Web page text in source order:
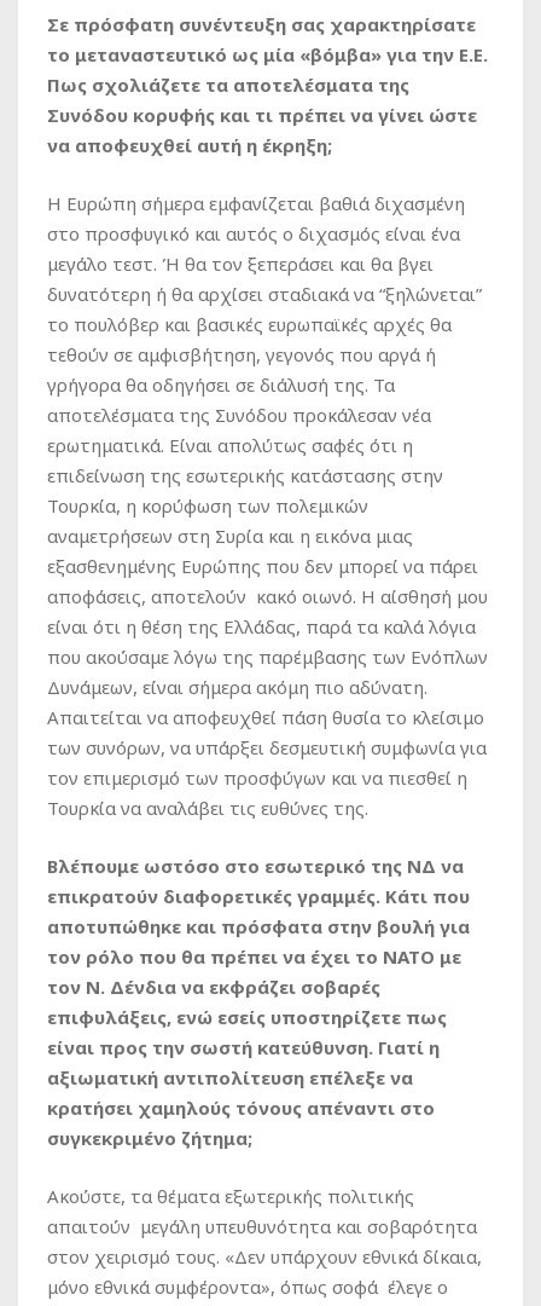
Σε πρόσφατη συνέντευξη σας χαρακτηρίσατε
το μεταναστευτικό ως μία «βόμβα» για την Ε.Ε.
Πως σχολιάζετε τα αποτελέσματα της
Συνόδου κορυφής και τι πρέπει να γίνει ώστε
να αποφευχθεί αυτή η έκρηξη;
Η Ευρώπη σήμερα εμφανίζεται βαθιά διχασμένη
στο προσφυγικό και αυτός ο διχασμός είναι ένα
μεγάλο τεστ. Ή θα τον ξεπεράσει και θα βγει
δυνατότερη ή θα αρχίσει σταδιακά να “ξηλώνεται”
το πουλόβερ και βασικές ευρωπαϊκές αρχές θα
τεθούν σε αμφισβήτηση, γεγονός που αργά ή
γρήγορα θα οδηγήσει σε διάλυσή της. Τα
αποτελέσματα της Συνόδου προκάλεσαν νέα
ερωτηματικά. Είναι απολύτως σαφές ότι η
επιδείνωση της εσωτερικής κατάστασης στην
Τουρκία, η κορύφωση των πολεμικών
αναμετρήσεων στη Συρία και η εικόνα μιας
εξασθενημένης Ευρώπης που δεν μπορεί να πάρει
αποφάσεις, αποτελούν κακό οιωνό. Η αίσθησή μου
είναι ότι η θέση της Ελλάδας, παρά τα καλά λόγια
που ακούσαμε λόγω της παρέμβασης των Ενόπλων
Δυνάμεων, είναι σήμερα ακόμη πιο αδύνατη.
Απαιτείται να αποφευχθεί πάση θυσία το κλείσιμο
των συνόρων, να υπάρξει δεσμευτική συμφωνία για
τον επιμερισμό των προσφύγων και να πιεσθεί η
Τουρκία να αναλάβει τις ευθύνες της.
Βλέπουμε ωστόσο στο εσωτερικό της ΝΔ να
επικρατούν διαφορετικές γραμμές. Κάτι που
αποτυπώθηκε και πρόσφατα στην βουλή για
τον ρόλο που θα πρέπει να έχει το ΝΑΤΟ με
τον Ν. Δένδια να εκφράζει σοβαρές
επιφυλάξεις, ενώ εσείς υποστηρίζετε πως
είναι προς την σωστή κατεύθυνση. Γιατί η
αξιωματική αντιπολίτευση επέλεξε να
κρατήσει χαμηλούς τόνους απέναντι στο
συγκεκριμένο ζήτημα;
Ακούστε, τα θέματα εξωτερικής πολιτικής
απαιτούν μεγάλη υπευθυνότητα και σοβαρότητα
στον χειρισμό τους. «Δεν υπάρχουν εθνικά δίκαια,
μόνο εθνικά συμφέροντα», όπως σοφά έλεγε ο